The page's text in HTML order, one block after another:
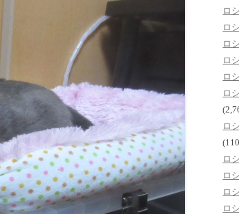
ロ
ロ
ロ
ロ
ロ
ロ
ロ
ロ
ロ
ロ
ロ